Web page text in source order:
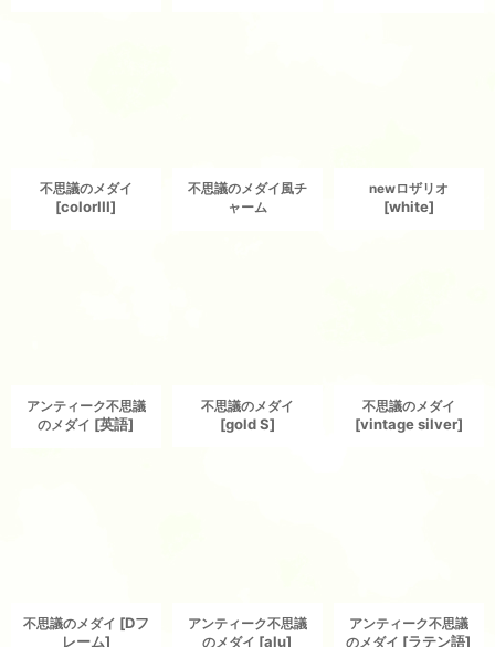
不思議のメダイ
[colorIII]
不思議のメダイ風チ
ャーム
newロザリオ
[white]
アンティーク不思議
のメダイ [英語]
不思議のメダイ
[gold S]
不思議のメダイ
[vintage silver]
不思議のメダイ [Dフ
レーム]
アンティーク不思議
のメダイ [alu]
アンティーク不思議
のメダイ [ラテン語]